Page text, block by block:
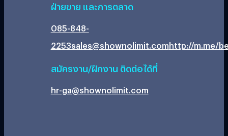
ฝ่ายขาย และการตลาด
085-848-
2253sales@shownolimit.comhttp://m.me/
สมัครงาน/ฝึกงาน ติดต่อได้ที่
hr-ga@shownolimit.com